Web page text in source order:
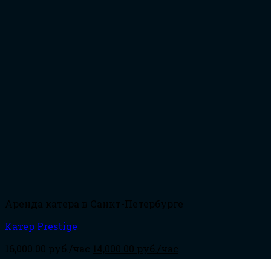
Аренда катера в Санкт-Петербурге
Катер Prestige
16,000.00руб./час14,000.00 руб./час